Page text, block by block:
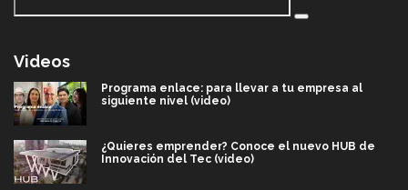
Videos
Programa enlace: para llevar a tu empresa al
siguiente nivel (video)
¿Quieres emprender? Conoce el nuevo HUB de
Innovación del Tec (video)